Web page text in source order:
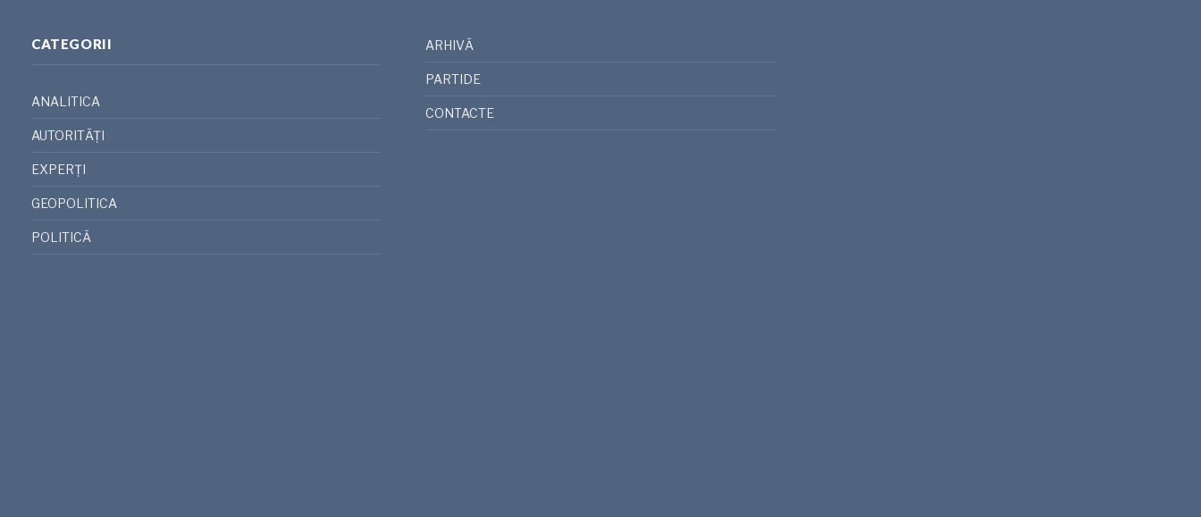
CATEGORII
ANALITICA
AUTORITĂȚI
EXPERȚI
GEOPOLITICA
POLITICĂ
ARHIVĂ
PARTIDE
CONTACTE